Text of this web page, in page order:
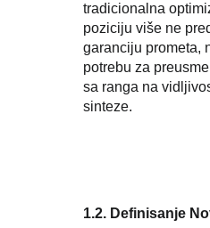
tradicionalna
poziciju više ne
garanciju prometa,
potrebu za
sa ranga na
sinteze.
1.2. Definisanje